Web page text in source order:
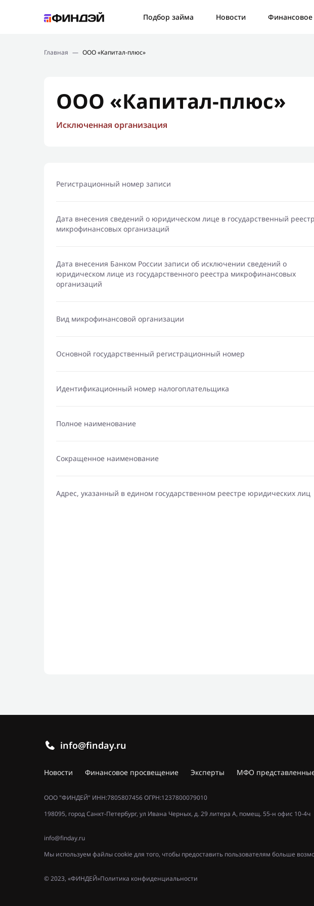
Подбор займа Новости
Новости
Главная — ООО «Капитал-плюс»
ООО «Капитал-плюс»
Исключенная организация
Регистрационный номер записи
Дата внесения сведений о юридическом лице в государственный реестр
микрофинансовых организаций
Дата внесения Банком России записи об исключении сведений о
юридическом лице из государственного реестра микрофинансовых
организаций
Вид микрофинансовой организации
Основной государственный регистрационный номер
Идентификационный номер налогоплательщика
Полное наименование
Сокращенное наименование
Адрес, указанный в едином государственном реестре юридических лиц
info@finday.ru
Новости Финансовое просвещение Эксперты МФО
ООО "ФИНДЕЙ" ИНН:7805807456 ОГРН:1237800079010
198095, город Санкт-Петербург, ул Ивана Черных, д. 29 литера А, помещ. 55-н офис 10-4ч
info@finday.ru
Мы используем файлы cookie для того, чтобы предоставить пользователям больше
Политика конфиденциальности
© 2023, «ФИНДЕЙ»
Ошибка: Контактная форма не